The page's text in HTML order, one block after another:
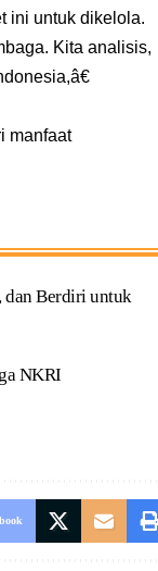
ini untuk dikelola.
Kita analisis,
manfaat
dan Berdiri untuk
NKRI